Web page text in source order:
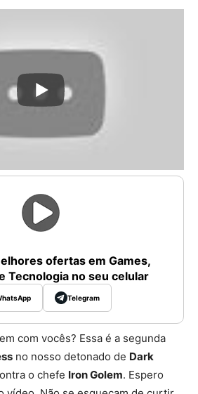
ofertas em Games,
Tecnologia no seu celular
Telegram
com vocês? Essa é a segunda
no nosso detonado de Dark
o chefe Iron Golem. Espero